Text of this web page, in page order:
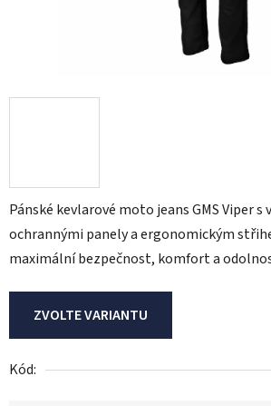
Pánské kevlarové moto jeans GMS Viper s
ochrannými panely a ergonomickým
maximální bezpečnost, komfort a
ZVOLTE VARIANTU
Kód: